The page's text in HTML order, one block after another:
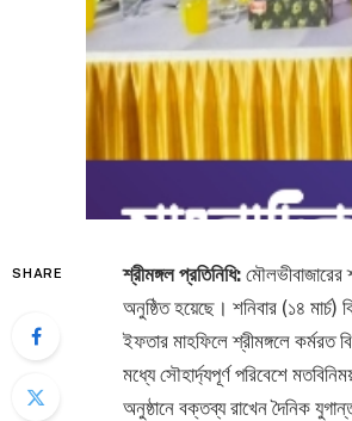
SHARE শ্রীমঙ্গল প্রতিনিধি: মৌলভীবাজারের
অনুষ্ঠিত হয়েছে। শনিবার (১৪
ইফতার মাহফিলে শ্রীমঙ্গলে কর্মরত
মধ্যে সৌহার্দ্যপূর্ণ পরিবেশে
অনুষ্ঠানে বক্তব্য রাখেন দৈনিক